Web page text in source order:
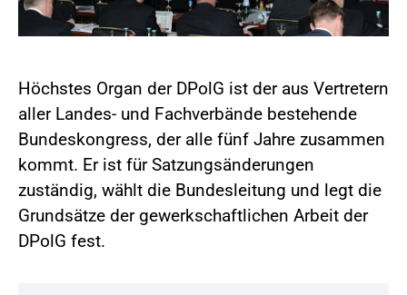
Höchstes Organ der DPolG ist der aus Vertretern
aller Landes- und Fachverbände bestehende
Bundeskongress, der alle fünf Jahre zusammen
kommt. Er ist für Satzungsänderungen
zuständig, wählt die Bundesleitung und legt die
Grundsätze der gewerkschaftlichen Arbeit der
DPolG fest.